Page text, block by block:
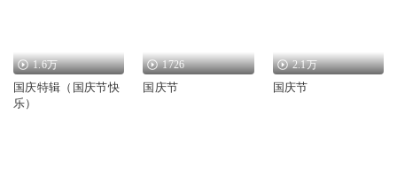
1.6万
国庆特辑（国庆节快
乐）
1726
国庆节
2.1万
国庆节